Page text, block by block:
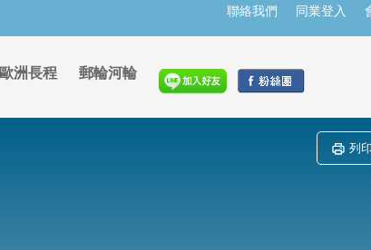
聯絡我們 同業登入
歐洲長程 郵輪河輪
列